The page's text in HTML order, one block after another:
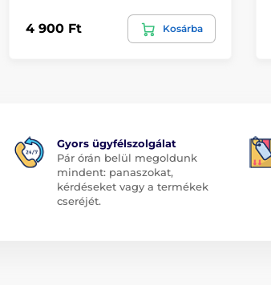
4 900 Ft Kosárba
Gyors ügyfélszolgálat
Pár órán belül megoldunk
mindent: panaszokat,
kérdéseket vagy a termékek
cseréjét.